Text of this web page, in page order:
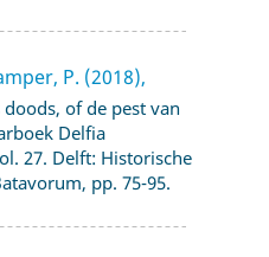
P. (2018),
of de pest van
Delfia
27. Delft: Historische
pp. 75-95.